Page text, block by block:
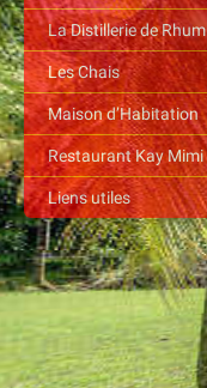
La Distillerie de Rhum
Les Chais
Maison d’Habitation
Restaurant Kay Mimi
Liens utiles